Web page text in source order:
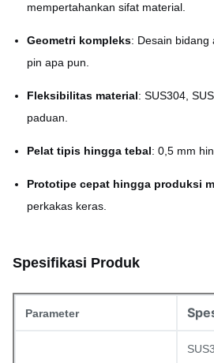
mempertahankan sifat material.
Geometri kompleks: Desain bidang
pin apa pun.
Fleksibilitas material: SUS304,
paduan.
Pelat tipis hingga tebal: 0,5 mm
Prototipe cepat hingga produksi
perkakas keras.
Spesifikasi Produk
Parameter